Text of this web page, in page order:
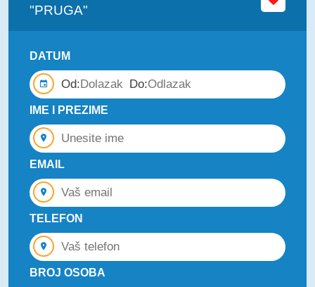
"PRUGA"
DATUM
Od: Do:
IME I PREZIME
EMAIL
TELEFON
BROJ OSOBA